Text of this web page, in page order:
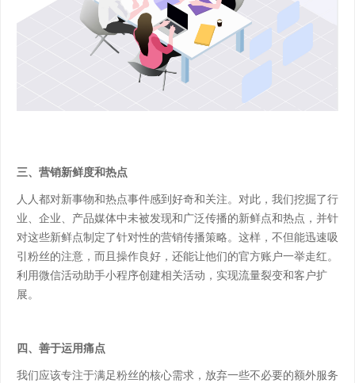
三、营销新鲜度和热点
人人都对新事物和热点事件感到好奇和关注。对此，我们挖掘了行
业、企业、产品媒体中未被发现和广泛传播的新鲜点和热点，并针
对这些新鲜点制定了针对性的营销传播策略。这样，不但能迅速吸
引粉丝的注意，而且操作良好，还能让他们的官方账户一举走红。
利用微信活动助手小程序创建相关活动，实现流量裂变和客户扩
展。
四、善于运用痛点
我们应该专注于满足粉丝的核心需求，放弃一些不必要的额外服务